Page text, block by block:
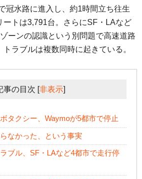
冠水路に進入し、約1時間立ち往生
ートは3,791台。さらにSF・LAなど
ーンの認識という別問題で高速道路
ラブルは複数同時に起きている。
事の目次 [非表示]
タクシー、Waymoが5都市で停止
なかった、という事実
ブル、SF・LAなど4都市で走行停